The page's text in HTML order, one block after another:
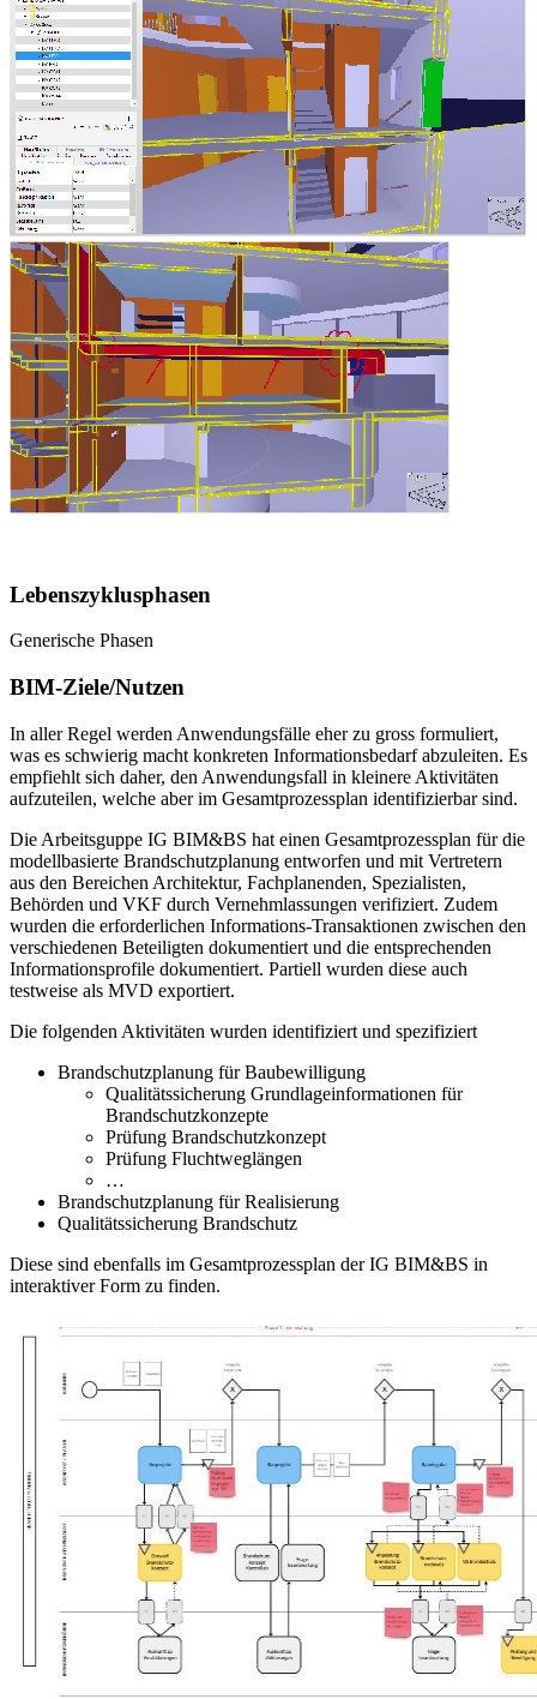
Lebenszyklusphasen
Generische Phasen
BIM-Ziele/Nutzen
In aller Regel werden Anwendungsfälle eher zu gross formuliert,
was es schwierig macht konkreten Informationsbedarf abzuleiten. Es
empfiehlt sich daher, den Anwendungsfall in kleinere Aktivitäten
aufzuteilen, welche aber im Gesamtprozessplan identifizierbar sind.
Die Arbeitsguppe IG BIM&BS hat einen Gesamtprozessplan für die
modellbasierte Brandschutzplanung entworfen und mit Vertretern
aus den Bereichen Architektur, Fachplanenden, Spezialisten,
Behörden und VKF durch Vernehmlassungen verifiziert. Zudem
wurden die erforderlichen Informations-Transaktionen zwischen den
verschiedenen Beteiligten dokumentiert und die entsprechenden
Informationsprofile dokumentiert. Partiell wurden diese auch
testweise als MVD exportiert.
Die folgenden Aktivitäten wurden identifiziert und spezifiziert
Brandschutzplanung für Baubewilligung
Qualitätssicherung Grundlageinformationen für
Brandschutzkonzepte
Prüfung Brandschutzkonzept
Prüfung Fluchtweglängen
…
Brandschutzplanung für Realisierung
Qualitätssicherung Brandschutz
Diese sind ebenfalls im Gesamtprozessplan der IG BIM&BS in
interaktiver Form zu finden.